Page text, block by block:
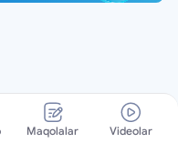
Maqolalar Videolar